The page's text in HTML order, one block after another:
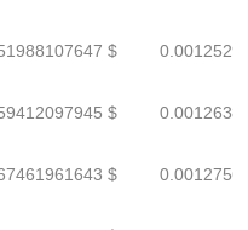
$
$
$